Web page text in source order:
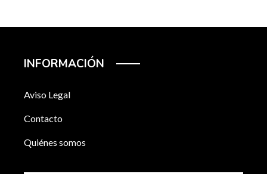
INFORMACIÓN
Aviso Legal
Contacto
Quiénes somos